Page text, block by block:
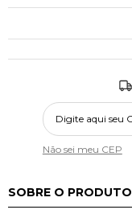
Não sei meu CEP
SOBRE O PRODUTO